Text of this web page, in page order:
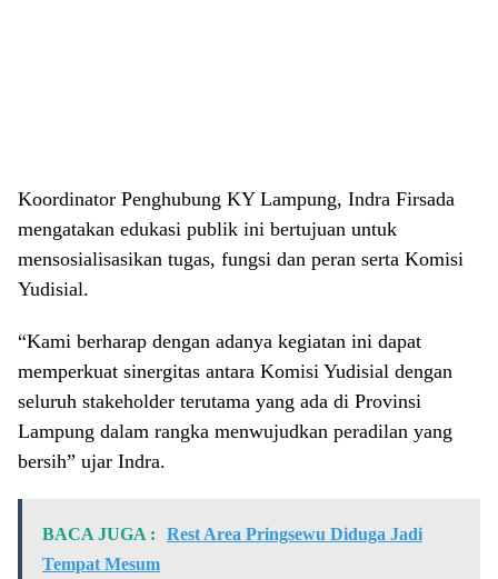
Koordinator Penghubung KY Lampung, Indra Firsada
mengatakan edukasi publik ini bertujuan untuk
mensosialisasikan tugas, fungsi dan peran serta Komisi
Yudisial.
“Kami berharap dengan adanya kegiatan ini dapat
memperkuat sinergitas antara Komisi Yudisial dengan
seluruh stakeholder terutama yang ada di Provinsi
Lampung dalam rangka menwujudkan peradilan yang
bersih” ujar Indra.
BACA JUGA :
Rest Area Pringsewu Diduga Jadi
Tempat Mesum